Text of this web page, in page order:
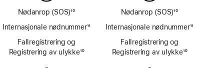
Nødanrop (SOS)10
Internasjonale nødnummer11
Fallregistrering og
Registrering av ulykke10
-
Nødanrop (SOS)10
Internasjonale nødnummer11
Fallregistrering og
Registrering av ulykke10
-